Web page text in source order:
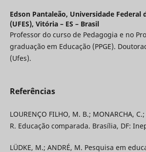
Edson Pantaleão, Universidade Federal
(UFES), Vitória – ES – Brasil
Professor do curso de Pedagogia e no
graduação em Educação (PPGE).
(Ufes).
Referências
LOURENÇO FILHO, M. B.; MONARCHA,
R. Educação comparada. Brasília, DF:
LÜDKE, M.; ANDRÉ, M. Pesquisa em